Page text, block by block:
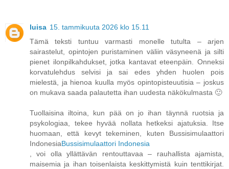
luisa 15. tammikuuta 2026 klo 15.11
Tämä teksti tuntuu varmasti monelle tutulta – arjen
sairastelut, opintojen puristaminen väliin väsyneenä ja silti
pienet ilonpilkahdukset, jotka kantavat eteenpäin. Onneksi
korvatulehdus selvisi ja sai edes yhden huolen pois
mielestä, ja hienoa kuulla myös opintopisteuutisia – joskus
on mukava saada palautetta ihan uudesta näkökulmasta 🙂
Tuollaisina iltoina, kun pää on jo ihan täynnä ruotsia ja
psykologiaa, tekee hyvää nollata hetkeksi ajatuksia. Itse
huomaan, että kevyt tekeminen, kuten Bussisimulaattori
IndonesiaBussisimulaattori Indonesia
, voi olla yllättävän rentouttavaa – rauhallista ajamista,
maisemia ja ihan toisenlaista keskittymistä kuin tenttikirjat.